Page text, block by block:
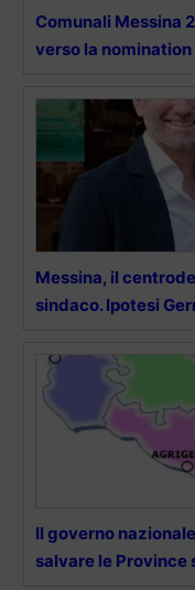
Comunali Messina
verso la nomination
Messina, il
sindaco. Ipotesi
Il governo
salvare le Province